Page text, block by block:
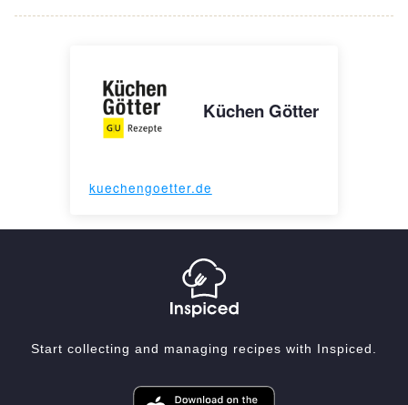
Küchen Götter
kuechengoetter.de
Start collecting and managing recipes with Inspiced.